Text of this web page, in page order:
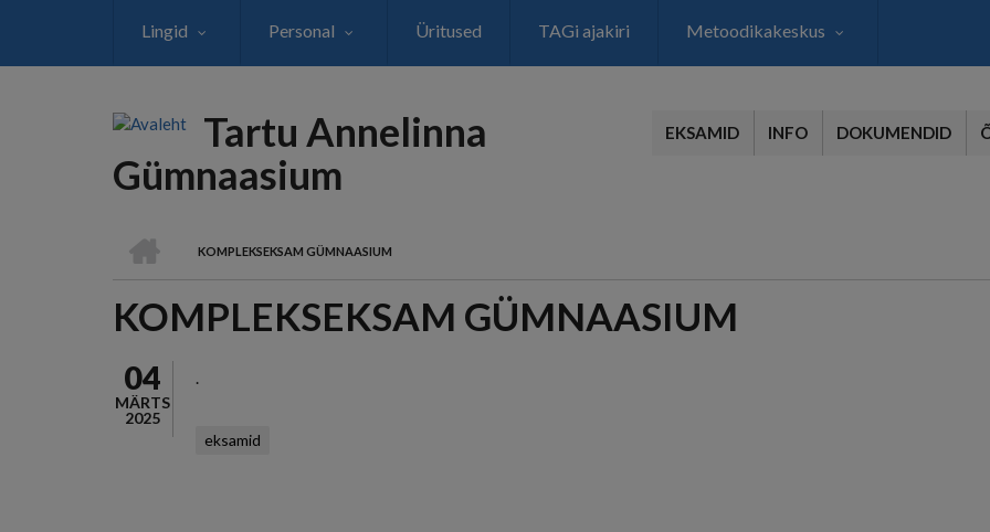
Lingid Personal Üritused TAGi ajakiri Metoodikakeskus
Tartu Annelinna
Gümnaasium
EKSAMID INFO DOKUMENDID
LEIVAPURU
KOMPLEKSEKSAM GÜMNAASIUM
KOMPLEKSEKSAM GÜMNAASIUM
04
MÄRTS
2025
.
eksamid